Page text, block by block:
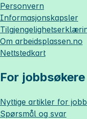
Personvern
Informasjonskapsler
Om arbeidsplassen.no
Nettstedkart
For jobbsøkere
Nyttige artikler for
Spørsmål og svar